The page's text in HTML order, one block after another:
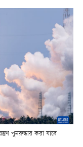
পুনরুদ্ধার করা যাবে